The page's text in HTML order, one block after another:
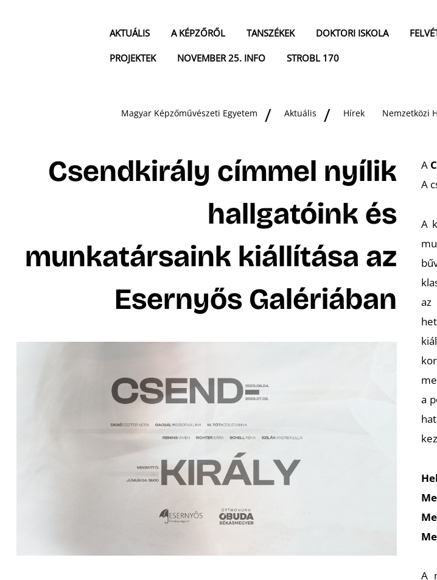
AKTUÁLIS A KÉPZŐRŐL TANSZÉKEK DOKTORI ISKOLA
PROJEKTEK
NOVEMBER 25. INFO STROBL 170
Magyar Képzőművészeti Egyetem Aktuális Hírek Nemzetközi
Csendkirály címmel nyílik
hallgatóink és
munkatársaink kiállítása az
Esernyős Galériában
A
A
A
az
a
A